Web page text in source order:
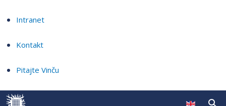
Intranet
Kontakt
Pitajte Vinču